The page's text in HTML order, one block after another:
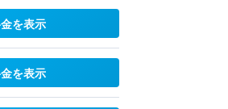
を表示
を表示